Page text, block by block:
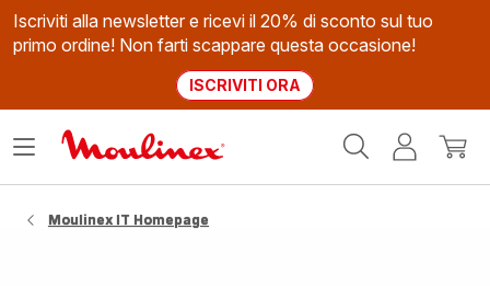
Iscriviti alla newsletter e ricevi il 20% di sconto sul tuo
primo ordine! Non farti scappare questa occasione!
ISCRIVITI ORA
Il
Apri
Moulinex IT Homepage